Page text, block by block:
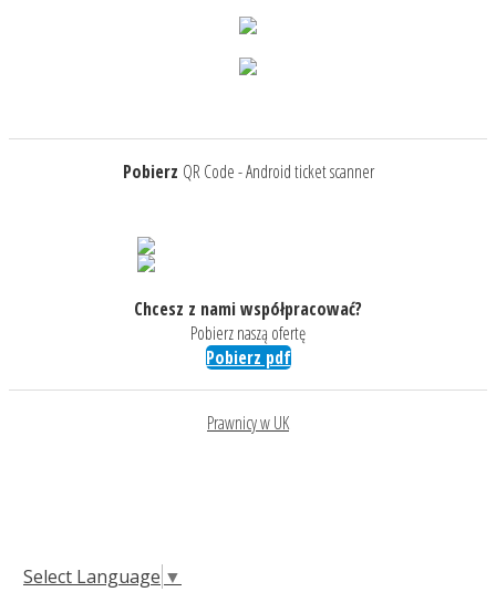
Pobierz QR Code - Android ticket scanner
Chcesz z nami współpracować?
Pobierz naszą ofertę
Pobierz pdf
Prawnicy w UK
Select Language ▼